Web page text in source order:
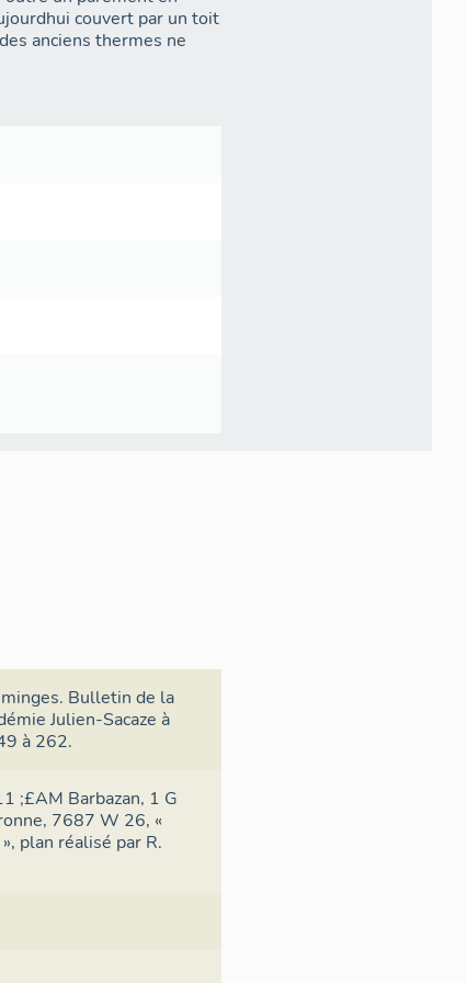
couvert par un toit
anciens thermes ne
Bulletin de la
Julien-Sacaze à
à 262.
;£AM Barbazan, 1 G
7687 W 26, «
plan réalisé par R.